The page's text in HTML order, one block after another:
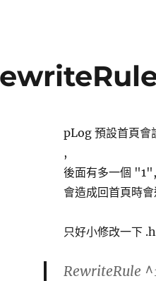
pLog 預設首頁會
,
後面有多一個
會造成回首頁時
只好小修改一下
RewriteRule